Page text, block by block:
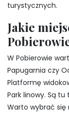
turystycznych.
Jakie
W Pobierowie
Papugarnia czy
Platformę
Park linowy. Są tu
Warto wybrać się